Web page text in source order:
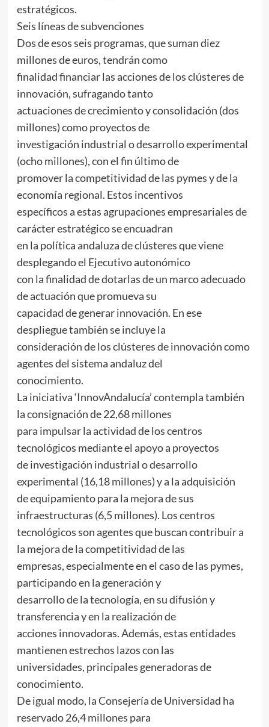
estratégicos.
Seis líneas de subvenciones
Dos de esos seis programas, que suman diez
millones de euros, tendrán como
finalidad financiar las acciones de los clústeres de
innovación, sufragando tanto
actuaciones de crecimiento y consolidación (dos
millones) como proyectos de
investigación industrial o desarrollo experimental
(ocho millones), con el fin último de
promover la competitividad de las pymes y de la
economía regional. Estos incentivos
específicos a estas agrupaciones empresariales de
carácter estratégico se encuadran
en la política andaluza de clústeres que viene
desplegando el Ejecutivo autonómico
con la finalidad de dotarlas de un marco adecuado
de actuación que promueva su
capacidad de generar innovación. En ese
despliegue también se incluye la
consideración de los clústeres de innovación como
agentes del sistema andaluz del
conocimiento.
La iniciativa ‘InnovAndalucía’ contempla también
la consignación de 22,68 millones
para impulsar la actividad de los centros
tecnológicos mediante el apoyo a proyectos
de investigación industrial o desarrollo
experimental (16,18 millones) y a la adquisición
de equipamiento para la mejora de sus
infraestructuras (6,5 millones). Los centros
tecnológicos son agentes que buscan contribuir a
la mejora de la competitividad de las
empresas, especialmente en el caso de las pymes,
participando en la generación y
desarrollo de la tecnología, en su difusión y
transferencia y en la realización de
acciones innovadoras. Además, estas entidades
mantienen estrechos lazos con las
universidades, principales generadoras de
conocimiento.
De igual modo, la Consejería de Universidad ha
reservado 26,4 millones para